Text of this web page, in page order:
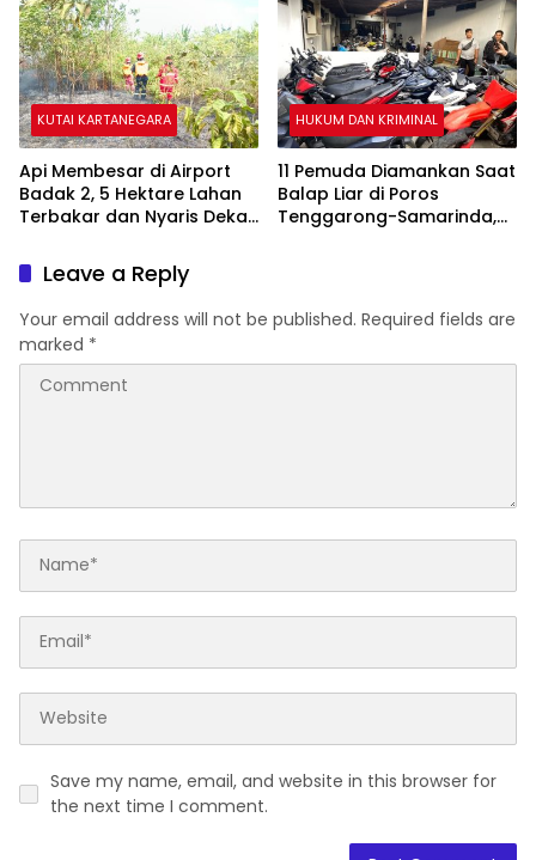
KUTAI KARTANEGARA
Api Membesar di Airport
Badak 2, 5 Hektare Lahan
Terbakar dan Nyaris Dekati
HUKUM DAN KRIMINAL
11 Pemuda Diamankan Saat
Balap Liar di Poros
Tenggarong-Samarinda,
Leave a Reply
Your email address will not be published. Required fields are
marked *
Save my name, email, and website in this browser for
the next time I comment.